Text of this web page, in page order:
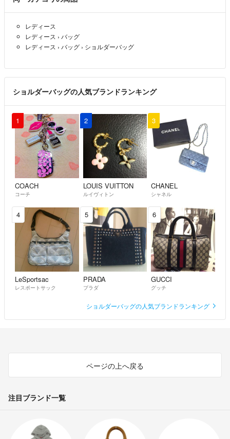
レディース
レディース › バッグ
レディース › バッグ › ショルダーバッグ
ショルダーバッグの人気ブランドランキング
1
COACH
コーチ
2
LOUIS VUITTON
ルイヴィトン
3
CHANEL
シャネル
4
LeSportsac
レスポートサック
5
PRADA
プラダ
6
GUCCI
グッチ
ショルダーバッグの人気ブランドランキング
ページの上へ戻る
注目ブランド一覧